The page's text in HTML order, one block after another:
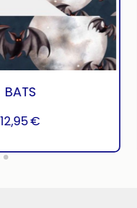
12,95